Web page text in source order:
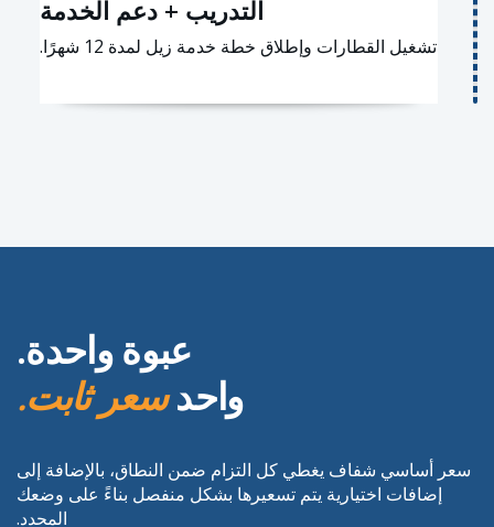
التدريب + دعم الخدمة
تشغيل القطارات وإطلاق خطة خدمة زيل لمدة 12 شهرًا.
عبوة واحدة.
واحدسعر ثابت.
سعر أساسي شفاف يغطي كل التزام ضمن النطاق، بالإضافة إلى
إضافات اختيارية يتم تسعيرها بشكل منفصل بناءً على وضعك
المحدد.